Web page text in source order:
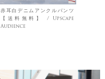
赤耳白デニムアンクルパンツ
【送料無料】 / Upscape
Audience